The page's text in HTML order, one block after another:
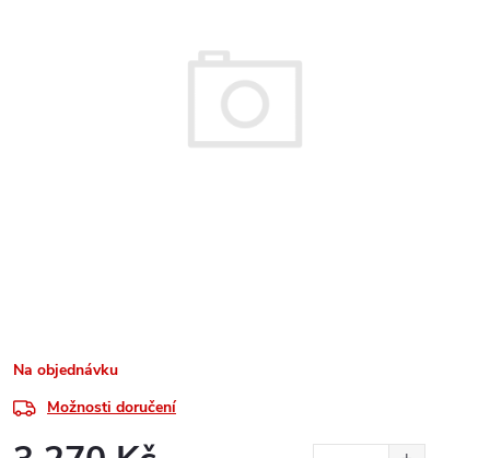
Na objednávku
Možnosti doručení